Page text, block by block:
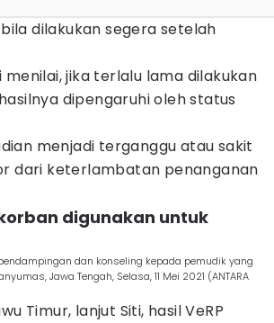
dilakukan segera setelah
menilai, jika terlalu lama dilakukan
dipengaruhi oleh status
menjadi terganggu atau sakit
dari keterlambatan penanganan
digunakan untuk
dan konseling kepada pemudik yang
Jawa Tengah, Selasa, 11 Mei 2021 (ANTARA
Timur, lanjut Siti, hasil VeRP